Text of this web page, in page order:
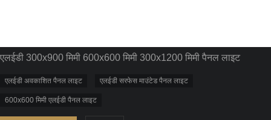
एलईडी 300x900 मिमी 600x600 मिमी 300x1200 मिमी पैनल लाइट
एलईडी अवकाशित पैनल लाइट एलईडी सरफेस माउंटेड पैनल लाइट
600x600 मिमी एलईडी पैनल लाइट